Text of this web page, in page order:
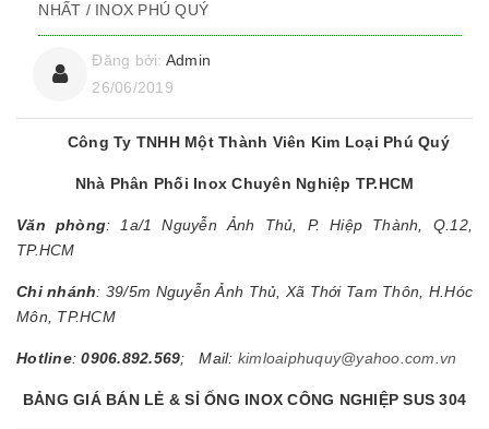
NHẤT / INOX PHÚ QUÝ
Đăng bởi: Admin
26/06/2019
Công Ty TNHH Một Thành Viên Kim Loại Phú Quý
Nhà Phân Phối Inox Chuyên Nghiệp TP.HCM
Văn phòng: 1a/1 Nguyễn Ảnh Thủ, P. Hiệp Thành, Q.12,
TP.HCM
Chi nhánh: 39/5m Nguyễn Ảnh Thủ, Xã Thới Tam Thôn, H.Hóc
Môn, TP.HCM
Hotline:0906.892.569; Mail: kimloaiphuquy@yahoo.com.vn
BẢNG GIÁ BÁN LẺ & SỈ ỐNG INOX CÔNG NGHIỆP SUS 304